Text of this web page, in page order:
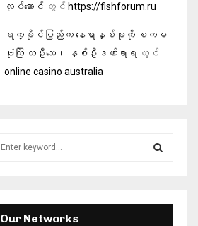
လုပ်ဆောင် တွင် https://fishforum.ru
ရက္ခိုင်ပြည်က နေရာနှစ်ခုကို စကမ
ဗုံးကြဲ တဦးသေ၊ နှစ်ဦးဒဏ်ရာရ တွင်
online casino australia
E
Our Networks